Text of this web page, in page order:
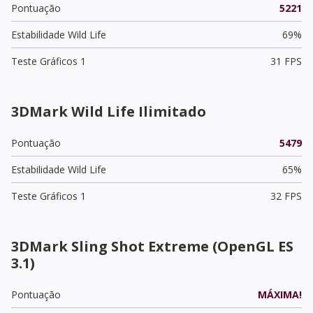
Pontuação
5221
Estabilidade Wild Life
69%
Teste Gráficos 1
31 FPS
3DMark Wild Life Ilimitado
Pontuação
5479
Estabilidade Wild Life
65%
Teste Gráficos 1
32 FPS
3DMark Sling Shot Extreme (OpenGL ES
3.1)
Pontuação
MÁXIMA!